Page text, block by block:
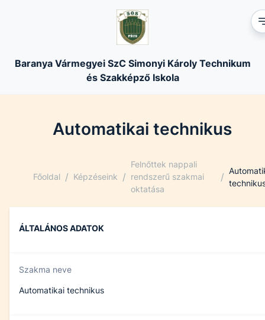
Baranya Vármegyei SzC Simonyi Károly Technikum
és Szakképző Iskola
Automatikai technikus
Főoldal / Képzéseink /
Felnőttek nappali
rendszerű szakmai
oktatása
/
ÁLTALÁNOS ADATOK
Szakma neve
Automatikai technikus